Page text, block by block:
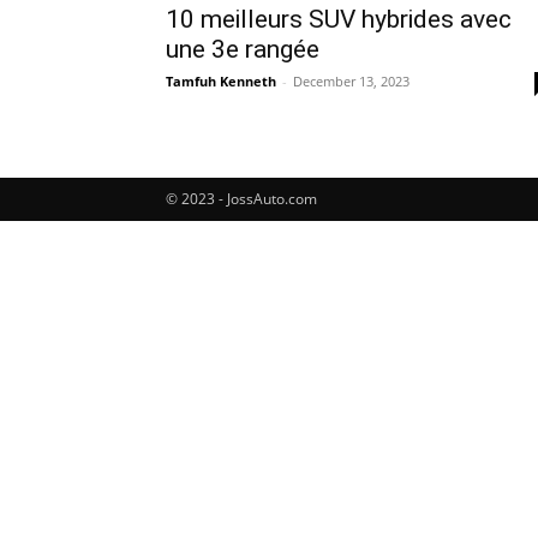
10 meilleurs SUV hybrides avec
une 3e rangée
Tamfuh Kenneth - December 13, 2023
© 2023 - JossAuto.com